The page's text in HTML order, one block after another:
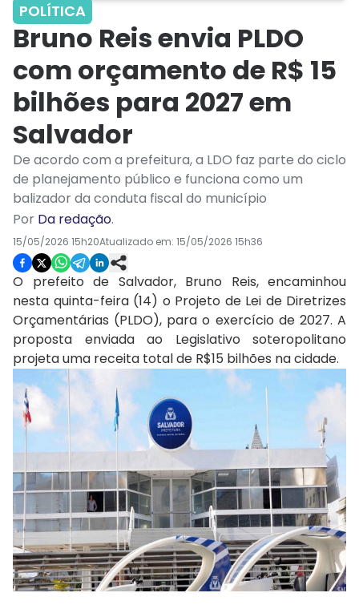
POLÍTICA
Bruno Reis envia PLDO
com orçamento de R$ 15
bilhões para 2027 em
Salvador
De acordo com a prefeitura, a LDO faz parte do ciclo
de planejamento público e funciona como um
balizador da conduta fiscal do município
Por Da redação.
15/05/2026 15h20Atualizado em: 15/05/2026 15h36
O prefeito de Salvador, Bruno Reis, encaminhou
nesta quinta-feira (14) o Projeto de Lei de Diretrizes
Orçamentárias (PLDO), para o exercício de 2027. A
proposta enviada ao Legislativo soteropolitano
projeta uma receita total de R$15 bilhões na cidade.